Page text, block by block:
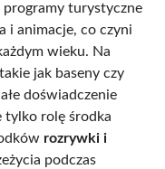
programy turystyczne
i animacje, co czyni
wieku. Na
jak baseny czy
doświadczenie
tylko rolę środka
rozrywki i
podczas